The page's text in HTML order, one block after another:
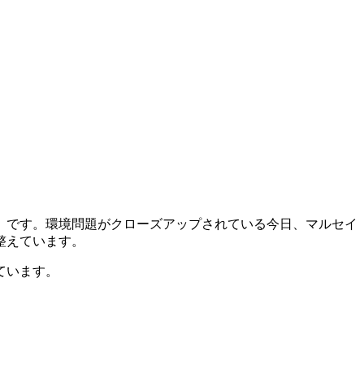
す。環境問題がクローズアップされている今日、マルセイ
ています。
ます。